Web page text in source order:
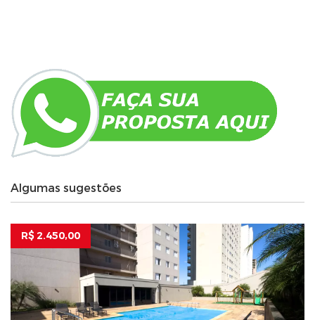
Algumas sugestões
R$ 2.450,00